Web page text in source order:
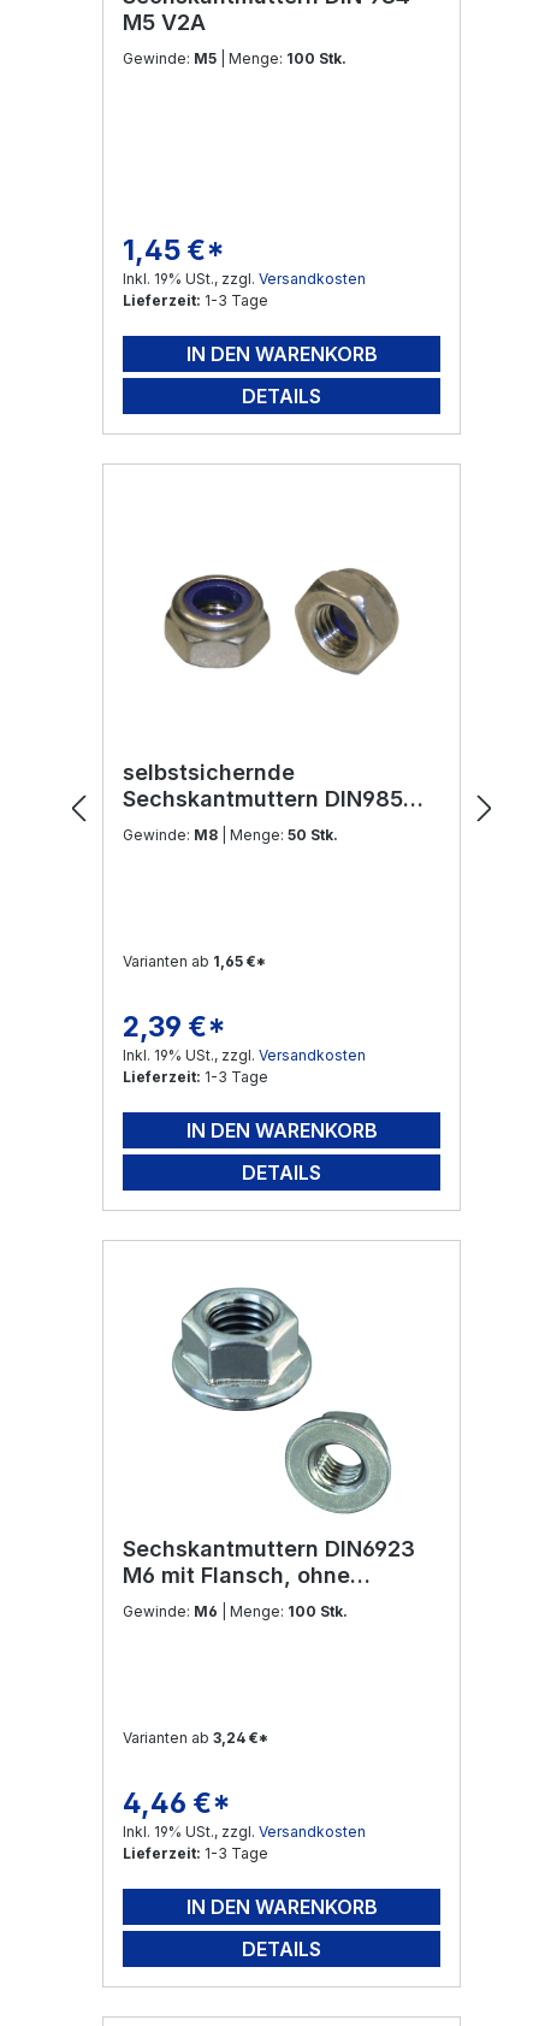
M5 V2A
Gewinde: M5 | Menge: 100 Stk.
Regulärer Preis:
1,45 €*
Inkl. 19% USt., zzgl. Versandkosten
Lieferzeit: 1-3 Tage
IN DEN WARENKORB
DETAILS
selbstsichernde
Sechskantmuttern DIN985
M8 Edelstahl V2A
Gewinde: M8 | Menge: 50 Stk.
Varianten ab 1,65 €*
Regulärer Preis:
2,39 €*
Inkl. 19% USt., zzgl. Versandkosten
Lieferzeit: 1-3 Tage
IN DEN WARENKORB
DETAILS
Sechskantmuttern DIN6923
M6 mit Flansch, ohne
Sperrverzahnung Edelstahl
Gewinde: M6 | Menge: 100 Stk.
Varianten ab 3,24 €*
Regulärer Preis:
4,46 €*
Inkl. 19% USt., zzgl. Versandkosten
Lieferzeit: 1-3 Tage
IN DEN WARENKORB
DETAILS